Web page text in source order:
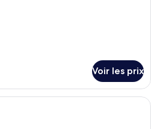
Voir les prix